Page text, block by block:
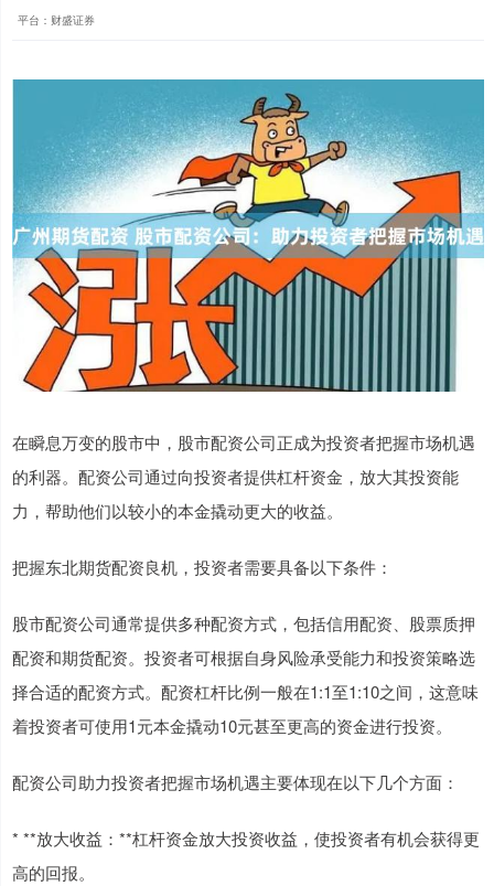
平台：财盛证券
在瞬息万变的股市中，股市配资公司正成为投资者把握市场机遇
的利器。配资公司通过向投资者提供杠杆资金，放大其投资能
力，帮助他们以较小的本金撬动更大的收益。
把握东北期货配资良机，投资者需要具备以下条件：
股市配资公司通常提供多种配资方式，包括信用配资、股票质押
配资和期货配资。投资者可根据自身风险承受能力和投资策略选
择合适的配资方式。配资杠杆比例一般在1:1至1:10之间，这意味
着投资者可使用1元本金撬动10元甚至更高的资金进行投资。
配资公司助力投资者把握市场机遇主要体现在以下几个方面：
* **放大收益：**杠杆资金放大投资收益，使投资者有机会获得更
高的回报。